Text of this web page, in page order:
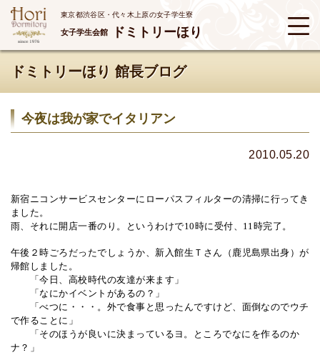
東京都渋谷区・代々木上原の女子学生寮
女子学生会館 ドミトリーほり
ドミトリーほり 館長ブログ
今夜は我が家でイタリアン
2010.05.20
新宿ニコンサービスセンターにローパスフィルターの清掃に行ってき
ました。
雨、それに開店一番のり。というわけで10時に受付、 11時完了。
午後２時ごろだったでしょうか、新入館生Ｔさん（鹿児島県出身）が
帰館しました。
「今日、高校時代の友達が来ます」
「なにかイベントがあるの？」
「べつに・・・。外で食事と思ったんですけど、面倒なのでウチ
で作ることに」
「そのほうが良いに決まっているヨ。ところでなにを作るのか
ナ？」